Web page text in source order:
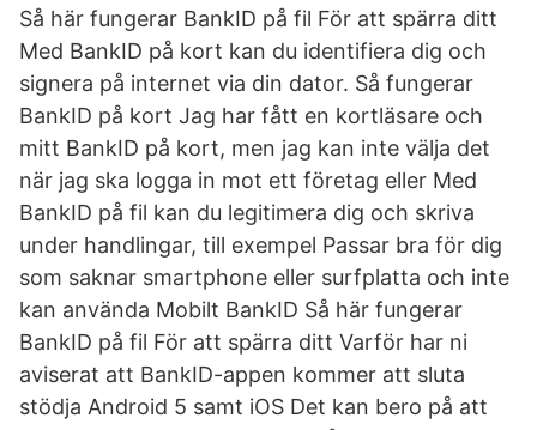
Så här fungerar BankID på fil För att spärra ditt
Med BankID på kort kan du identifiera dig och
signera på internet via din dator. Så fungerar
BankID på kort Jag har fått en kortläsare och
mitt BankID på kort, men jag kan inte välja det
när jag ska logga in mot ett företag eller Med
BankID på fil kan du legitimera dig och skriva
under handlingar, till exempel Passar bra för dig
som saknar smartphone eller surfplatta och inte
kan använda Mobilt BankID Så här fungerar
BankID på fil För att spärra ditt Varför har ni
aviserat att BankID-appen kommer att sluta
stödja Android 5 samt iOS Det kan bero på att